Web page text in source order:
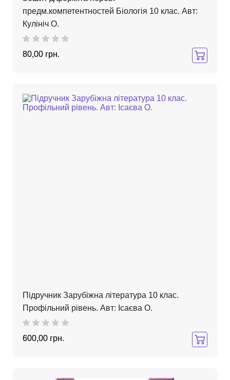
предм.компетентностей Біологія 10 клас. Авт:
Кулініч О.
80,00 грн.
Підручник Зарубіжна література 10 клас.
Профільний рівень. Авт: Ісаєва О.
600,00 грн.